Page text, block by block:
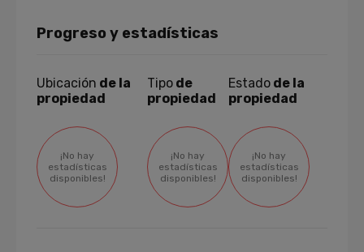
Progreso y estadísticas
Ubicación de la
propiedad
¡No hay
estadísticas
disponibles!
Tipo de
propiedad
¡No hay
estadísticas
disponibles!
Estado de la
propiedad
¡No hay
estadísticas
disponibles!